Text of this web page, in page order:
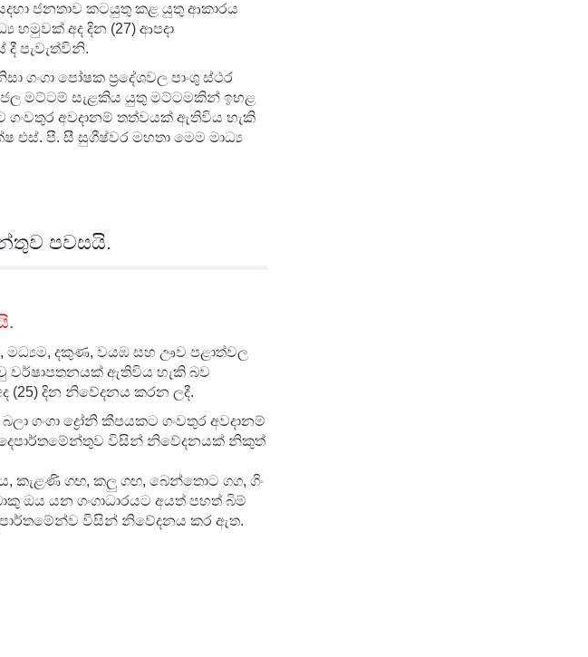
ජනතාව කටයුතු කළ යුතු ආකාරය
හමුවක් අද දින (27) ආපදා
පැවැත්විනි.
ගංගා පෝෂක ප්‍රදේශවල පාංශු ස්ථර
ජල මට්ටම් සැළකිය යුතු මට්ටමකින් ඉහළ
ගංවතුර අවදානම් තත්වයක් ඇතිවිය හැකි
එස්. පී. සී සුගීෂ්වර මහතා මෙම මාධ්‍ය
පවසයි.
මධ්‍යම, දකුණ, වයඹ සහ ඌව පළාත්වල
වර්ෂාපතනයක් ඇතිවිය හැකි බව
(25) දින නිවේදනය කරන ලදී.
ගංගා ද්‍රෝනි කීපයකට ගංවතුර අවදානම්
විසින් නිවේදනයක් නිකුත්
කැළණි ගඟ, කලු ගඟ, බෙන්තොට ගග, ගිං
ඔය යන ගංගාධාරයට අයත් පහත් බිම්
විසින් නිවේදනය කර ඇත.